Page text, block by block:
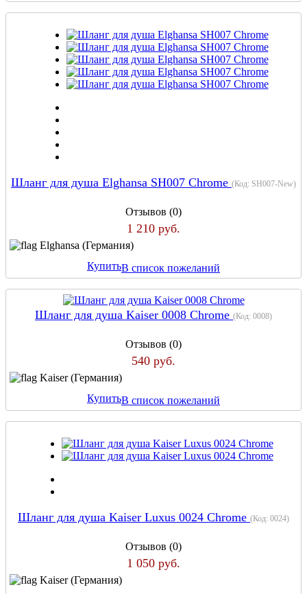
Шланг для душа Elghansa SH007 Chrome (Код: SH007-New)
Отзывов (0)
1 210 руб.
Elghansa (Германия)
КупитьВ список пожеланий
Шланг для душа Kaiser 0008 Chrome (Код: 0008)
Отзывов (0)
540 руб.
Kaiser (Германия)
КупитьВ список пожеланий
Шланг для душа Kaiser Luxus 0024 Chrome (Код: 0024)
Отзывов (0)
1 050 руб.
Kaiser (Германия)